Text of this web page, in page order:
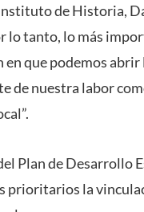
de Historia,
lo tanto, lo más
que podemos
de nuestra labor
Plan de
prioritarios la